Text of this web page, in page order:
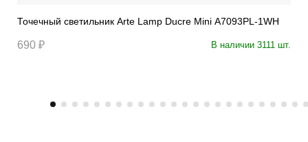
Точечный светильник Arte Lamp Ducre Mini A7093PL-1WH
690 ₽ В наличии 3111 шт.